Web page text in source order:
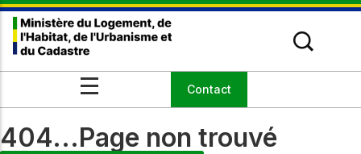
Missions du Secrétariat Général
Organisation
Domaines d’intervention
En Matière d’Aménagement des
parcelles
Organismes sous tutelle
Discours
Communiqués de presse
Événements
Contact
404...Page non trouvé